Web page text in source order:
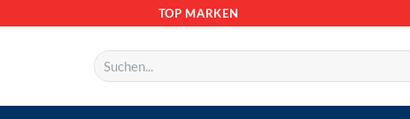
TOP MARKEN
Suchen
nach: